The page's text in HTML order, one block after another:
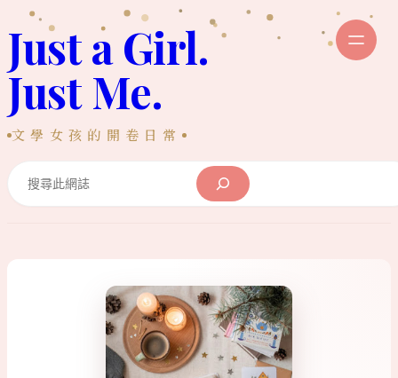
至
主
內
容
Just a Girl.
Just Me.
文學女孩的開卷日常